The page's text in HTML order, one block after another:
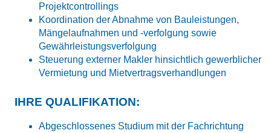
Projektcontrollings
Koordination der Abnahme von Bauleistungen,
Mängelaufnahmen und -verfolgung sowie
Gewährleistungsverfolgung
Steuerung externer Makler hinsichtlich gewerblicher
Vermietung und Mietvertragsverhandlungen
IHRE QUALIFIKATION:
Abgeschlossenes Studium mit der Fachrichtung